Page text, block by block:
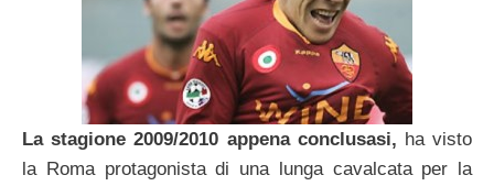
La stagione 2009/2010 appena conclusasi, ha visto
la Roma protagonista di una lunga cavalcata per la